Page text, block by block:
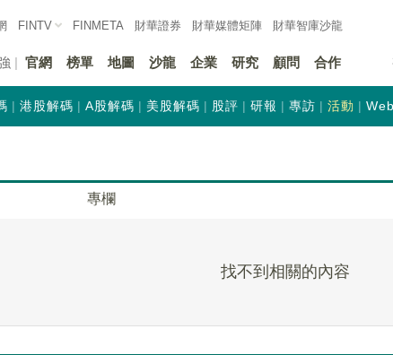
FINTV FINMETA 財華證券 財華媒體矩陣 財華智庫沙龍
官網 榜單 地圖 沙龍 企業 研究 顧問 合作
港股解碼 A股解碼 美股解碼 股評 研報 專訪 活動
專欄
找不到相關的內容